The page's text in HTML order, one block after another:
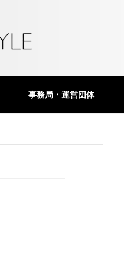
事務局・運営団体